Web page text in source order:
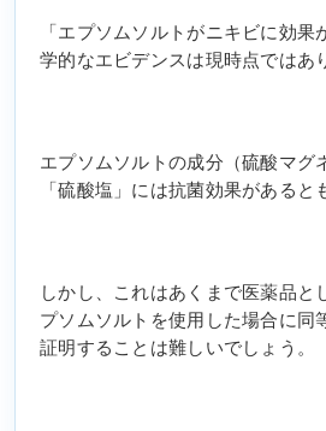
「エプソムソルトがニキビに効
学的なエビデンスは現時点ではあ
エプソムソルトの成分（硫酸マグ
「硫酸塩」には抗菌効果があると
しかし、これはあくまで医薬品と
プソムソルトを使用した場合に同
証明することは難しいでしょう。